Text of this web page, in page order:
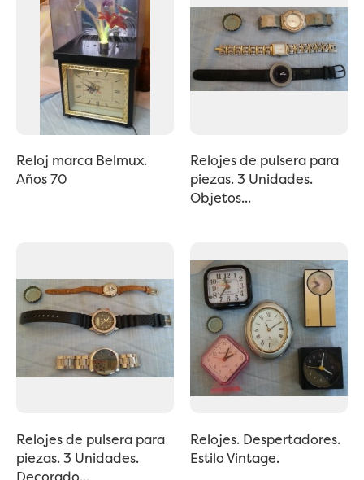
Reloj marca Belmux.
Años 70
Relojes de pulsera para
piezas. 3 Unidades.
Objetos...
Relojes de pulsera para
piezas. 3 Unidades.
Decorado...
Relojes. Despertadores.
Estilo Vintage.